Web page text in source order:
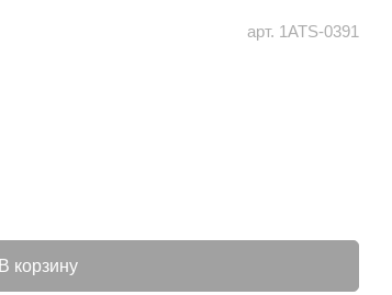
арт. 1ATS-0391
В корзину